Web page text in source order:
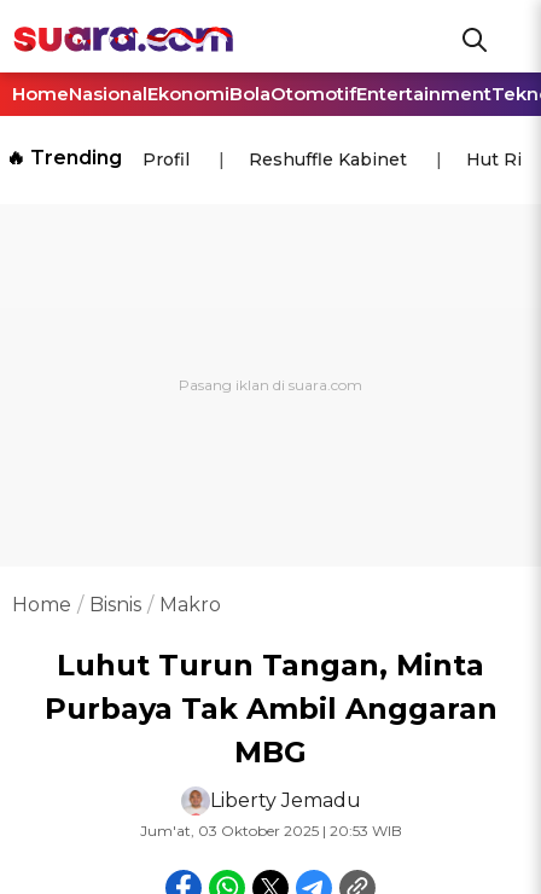
HomeNasionalEkonomiBolaOtomotifEntertainment
🔥 Trending Profil Reshuffle Kabinet Hut Ri
Home Bisnis Makro
Luhut Turun Tangan, Minta
Purbaya Tak Ambil Anggaran
MBG
Liberty Jemadu
Jum'at, 03 Oktober 2025 | 20:53 WIB